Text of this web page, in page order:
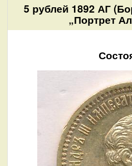
5 рублей 1892 АГ
„Портрет